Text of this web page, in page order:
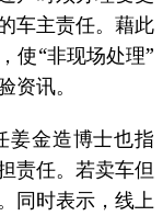
车主责任。藉此
使“非现场处理”
讯。
姜金造博士也指
责任。若卖车但
同时表示，线上